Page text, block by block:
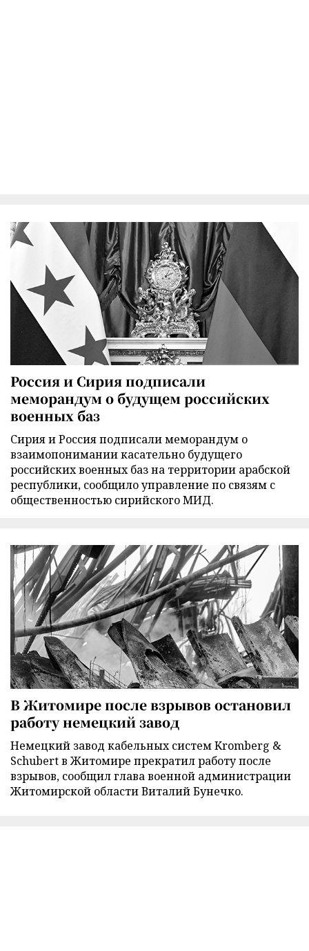
Россия и Сирия подписали
меморандум о будущем российских
военных баз
Сирия и Россия подписали меморандум о
взаимопонимании касательно будущего
российских военных баз на территории арабской
республики, сообщило управление по связям с
общественностью сирийского МИД.
В Житомире после взрывов остановил
работу немецкий завод
Немецкий завод кабельных систем Kromberg &
Schubert в Житомире прекратил работу после
взрывов, сообщил глава военной администрации
Житомирской области Виталий Бунечко.